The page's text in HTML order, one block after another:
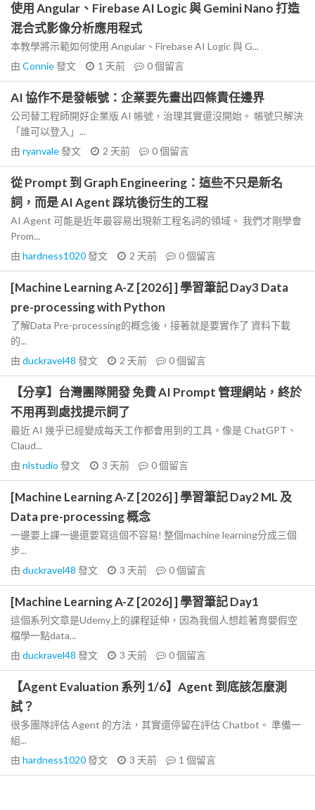
使用 Angular、Firebase AI Logic 與 Gemini Nano 打造
混合式影像分析應用程式
本教學將示範如何使用 Angular、Firebase AI Logic 與 G...
由 Connie發文 1 天前 0個留言
AI 協作不是發帳號：企業要先畫出四條責任邊界
公司替工程師開好企業版 AI 帳號，治理其實還沒開始。 帳號只解決
「誰可以登入」...
由 ryanvale發文 2 天前 0個留言
從 Prompt 到 Graph Engineering：這些不只是新名
詞，而是 AI Agent 踩坑後衍生的工程
AI Agent 可能是近年最容易出現新工程名詞的領域。 我們才剛學會
Prom...
由 hardness1020發文 2 天前 0個留言
[Machine Learning A-Z [2026] ] 學習筆記 Day3 Data
pre-processing with Python
了解Data Pre-processing的概念後，接著就是要實作了 資料下載
的...
由 duckravel48 發文 2 天前 0個留言
【分享】台灣團隊開發 免費 AI Prompt 管理網站，終於
不用再到處找提示詞了
最近 AI 幾乎已經變成每天工作都會用到的工具。像是 ChatGPT、
Claud...
由 nlstudio 發文 3 天前 0個留言
[Machine Learning A-Z [2026] ] 學習筆記 Day2 ML 及
Data pre-processing 概念
一邊要上課一邊還要寫這個不容易! 整個machine learning分成三個
步...
由 duckravel48 發文 3 天前 0個留言
[Machine Learning A-Z [2026] ] 學習筆記 Day1
這個系列文章是Udemy上的課程延伸，因為我個人想趁著育嬰假空
檔學一點data...
由 duckravel48 發文 3 天前 0個留言
【Agent Evaluation 系列 1/6】Agent 到底該怎麼測
試？
很多團隊評估 Agent 的方法，其實還停留在評估 Chatbot。 準備一
組...
由 hardness1020發文 3 天前 1 個留言